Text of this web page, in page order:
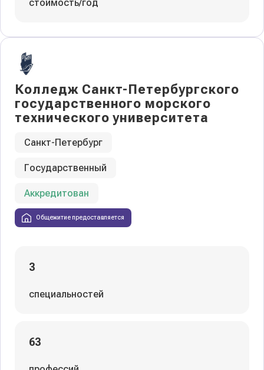
стоимость/год
Колледж Санкт-Петербургского
государственного морского
технического университета
Санкт-Петербург
Государственный
Аккредитован
Общежитие предоставляется
3
специальностей
63